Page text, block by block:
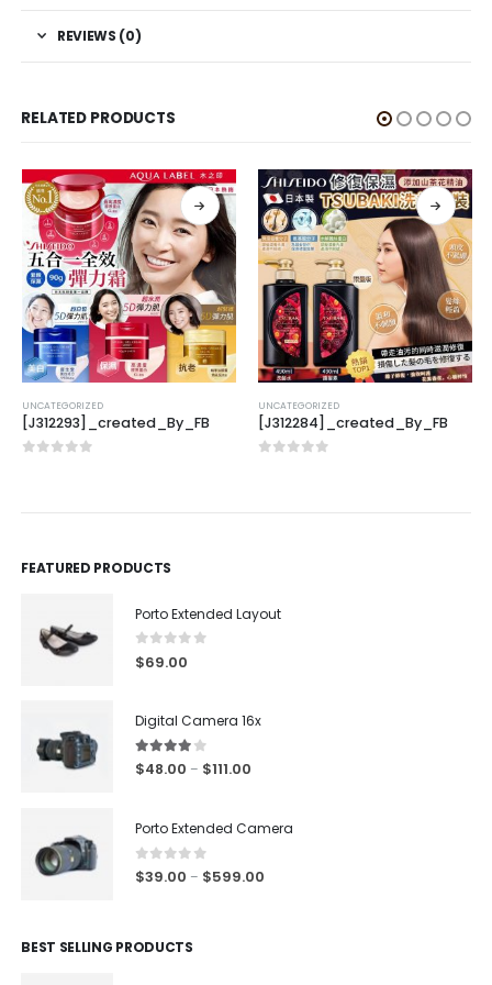
REVIEWS (0)
RELATED PRODUCTS
UNCATEGORIZED
[J312293]_created_By_FB
UNCATEGORIZED
[J312284]_created_By_FB
FEATURED PRODUCTS
Porto Extended Layout
0 out of 5
$69.00
Digital Camera 16x
4.00out of 5
$48.00 – $111.00
Porto Extended Camera
0out of 5
$39.00 – $599.00
BEST SELLING PRODUCTS